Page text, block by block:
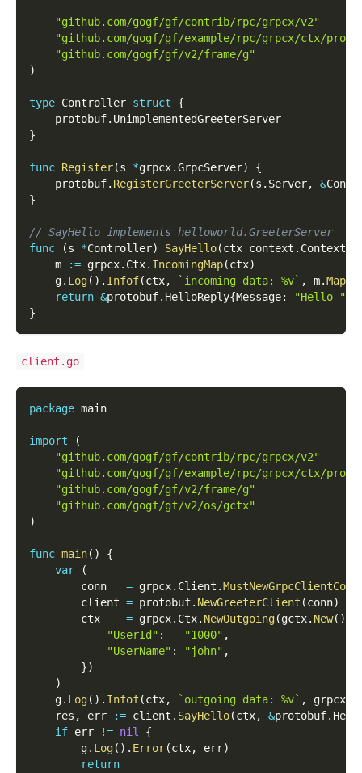
"github.com/gogf/gf/contrib/rpc/grpcx/v2"
"github.com/gogf/gf/example/rpc/grpcx/ctx/
"github.com/gogf/gf/v2/frame/g"
)
type Controller struct
{
    protobuf
. UnimplementedGreeterServer
}
func Register(s *grpcx.GrpcServer)
{
    protobuf
. RegisterGreeterServer(s . Server, &
}
// SayHello implements helloworld.GreeterServer
func
(s *Controller) SayHello(ctx context . Context
    m
:= grpcx. Ctx. IncomingMap(ctx)
    g
. Log( ) . Infof(ctx, `incoming data: %v` , m.Map
return &protobuf. HelloReply{Message: "Hello "
}
client.go
package main
import
(
"github.com/gogf/gf/contrib/rpc/grpcx/v2"
"github.com/gogf/gf/example/rpc/grpcx/ctx/
"github.com/gogf/gf/v2/frame/g"
"github.com/gogf/gf/v2/os/gctx"
)
func main( )
{
var
(
        conn
= grpcx. Client .MustNewGrpcClientConn
        client
= protobuf. NewGreeterClient (conn)
        ctx
= grpcx. Ctx. NewOutgoing(gctx. New( )
"UserId" : "1000" ,
"UserName" : "john" ,
})
)
    g
. Log( ) . Infof(ctx, `outgoing data: %v` , grpcx
    res
, err := client . SayHello(ctx, &protobuf.
if err != nil
{
        g
. Log( ) . Error(ctx, err)
return